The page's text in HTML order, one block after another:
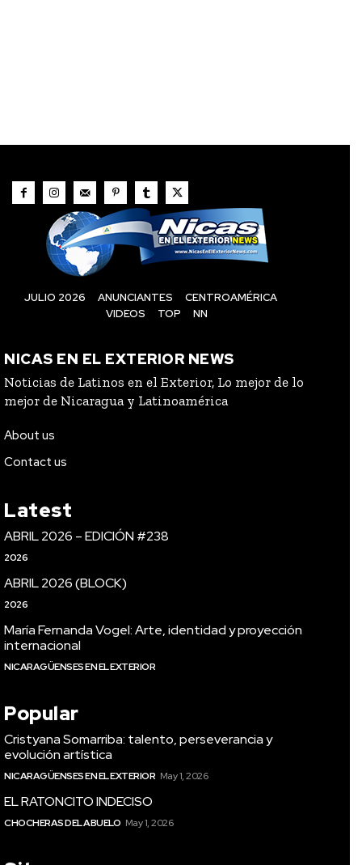
JULIO 2026 ANUNCIANTES
CENTROAMÉRICA
VIDEOS
TOP NN
NICAS EN EL EXTERIOR NEWS
Noticias de Latinos en el Exterior, Lo mejor de lo
mejor de Nicaragua y Latinoamérica
About us
Contact us
Latest
ABRIL 2026 – EDICIÓN #238
2026
ABRIL 2026 (BLOCK)
2026
María Fernanda Vogel: Arte, identidad y proyección
internacional
NICARAGÜENSES EN EL EXTERIOR
Popular
Cristyana Somarriba: talento, perseverancia y
evolución artística
NICARAGÜENSES EN EL EXTERIOR May 1, 2026
EL RATONCITO INDECISO
CHOCHERAS DEL ABUELO May 1, 2026